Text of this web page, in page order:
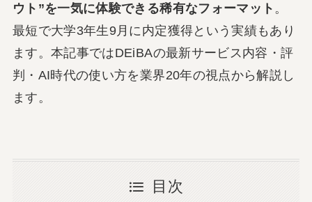
ウト”を一気に体験できる稀有なフォーマット 。
最短で大学3年生9月に内定獲得という実績もあり
ます。本記事ではDEiBAの最新サービス内容・評
判・AI時代の使い方を業界20年の視点から解説し
ます。
目次